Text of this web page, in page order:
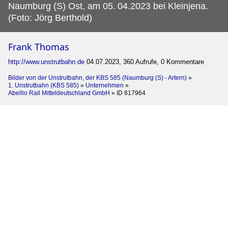
Naumburg (S) Ost, am 05. 04.2023 bei Kleinjena.
(Foto: Jörg Berthold)
Frank Thomas
http://www.unstrutbahn.de 04.07.2023, 360 Aufrufe, 0 Kommentare
Bilder von der Unstrutbahn, der KBS 585 (Naumburg (S) - Artern) »
1. Unstrutbahn (KBS 585) » Unternehmen »
Abellio Rail Mitteldeutschland GmbH » ID 817964